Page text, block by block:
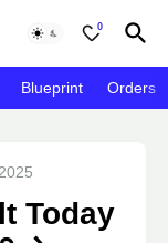
0
Blueprint Orders
Today